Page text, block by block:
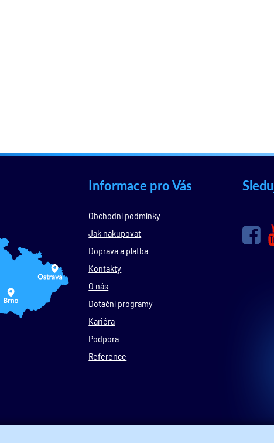
Informace pro Vás
Obchodní podmínky
Jak nakupovat
Doprava a platba
Kontakty
O nás
Dotační programy
Kariéra
Podpora
Reference